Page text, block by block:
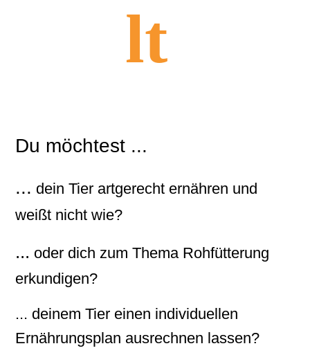
lt
Du möchtest ...
... dein Tier artgerecht ernähren und
weißt nicht wie?
... oder dich zum Thema Rohfütterung
erkundigen?
... deinem Tier einen individuellen
Ernährungsplan ausrechnen lassen?